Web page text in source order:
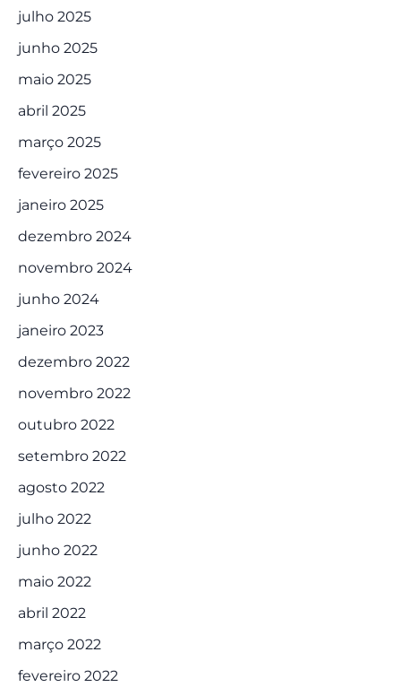
julho 2025
junho 2025
maio 2025
abril 2025
março 2025
fevereiro 2025
janeiro 2025
dezembro 2024
novembro 2024
junho 2024
janeiro 2023
dezembro 2022
novembro 2022
outubro 2022
setembro 2022
agosto 2022
julho 2022
junho 2022
maio 2022
abril 2022
março 2022
fevereiro 2022